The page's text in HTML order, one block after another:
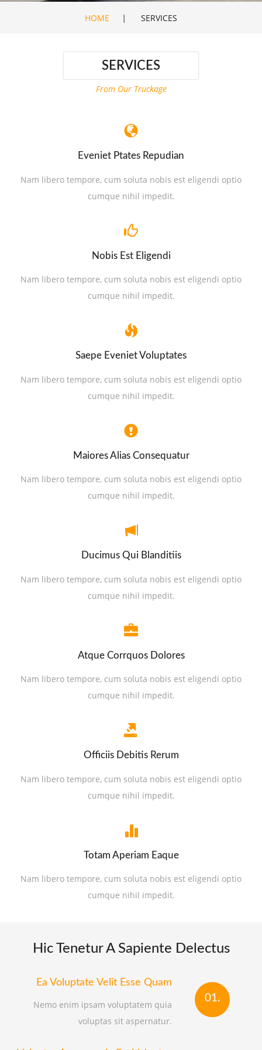
HOME | SERVICES
SERVICES
From Our Truckage
Eveniet Ptates Repudian
Nam libero tempore, cum soluta nobis est eligendi optio
cumque nihil impedit.
Nobis Est Eligendi
Nam libero tempore, cum soluta nobis est eligendi optio
cumque nihil impedit.
Saepe Eveniet Voluptates
Nam libero tempore, cum soluta nobis est eligendi optio
cumque nihil impedit.
Maiores Alias Consequatur
Nam libero tempore, cum soluta nobis est eligendi optio
cumque nihil impedit.
Ducimus Qui Blanditiis
Nam libero tempore, cum soluta nobis est eligendi optio
cumque nihil impedit.
Atque Corrquos Dolores
Nam libero tempore, cum soluta nobis est eligendi optio
cumque nihil impedit.
Officiis Debitis Rerum
Nam libero tempore, cum soluta nobis est eligendi optio
cumque nihil impedit.
Totam Aperiam Eaque
Nam libero tempore, cum soluta nobis est eligendi optio
cumque nihil impedit.
Hic Tenetur A Sapiente Delectus
Ea Voluptate Velit Esse Quam
Nemo enim ipsam voluptatem quia
voluptas sit aspernatur.
01.